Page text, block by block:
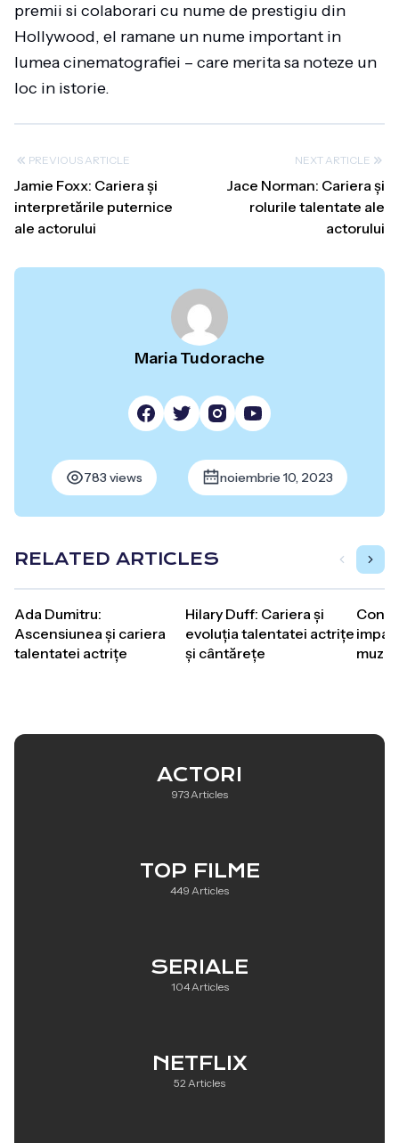
premii si colaborari cu nume de prestigiu din
Hollywood, el ramane un nume important in
lumea cinematografiei – care merita sa noteze un
loc in istorie.
PREVIOUS ARTICLE
Jamie Foxx: Cariera și
interpretările puternice
ale actorului
NEXT ARTICLE
Jace Norman: Cariera și
rolurile talentate ale
actorului
Maria Tudorache
783 views noiembrie 10, 2023
RELATED ARTICLES
Ada Dumitru:
Ascensiunea și cariera
talentatei actrițe
Hilary Duff: Cariera și
evoluția talentatei actrițe
și cântărețe
ACTORI
973 Articles
TOP FILME
449 Articles
SERIALE
104 Articles
NETFLIX
52 Articles